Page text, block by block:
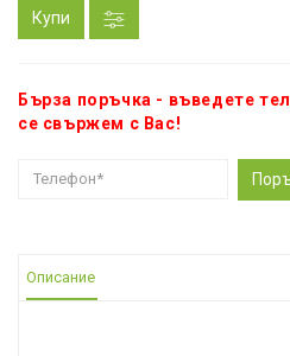
Купи
Бърза поръчка - въведете
се свържем с Вас!
Описание